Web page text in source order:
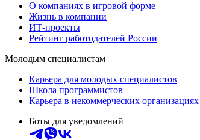
О компаниях в игровой форме
Жизнь в компании
ИТ-проекты
Рейтинг работодателей России
Молодым специалистам
Карьера для молодых специалистов
Школа программистов
Карьера в некоммерческих организациях
Боты для уведомлений